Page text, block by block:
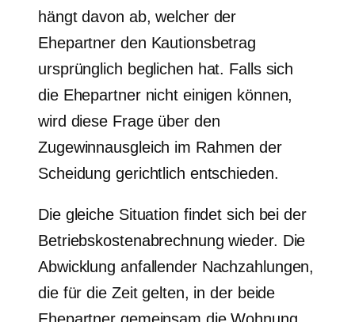
hängt davon ab, welcher der
Ehepartner den Kautionsbetrag
ursprünglich beglichen hat. Falls sich
die Ehepartner nicht einigen können,
wird diese Frage über den
Zugewinnausgleich im Rahmen der
Scheidung gerichtlich entschieden.
Die gleiche Situation findet sich bei der
Betriebskostenabrechnung wieder. Die
Abwicklung anfallender Nachzahlungen,
die für die Zeit gelten, in der beide